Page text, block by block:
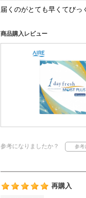
届くのがとても早くてびっ
商品購入レビュー
参考になりましたか？
再購入